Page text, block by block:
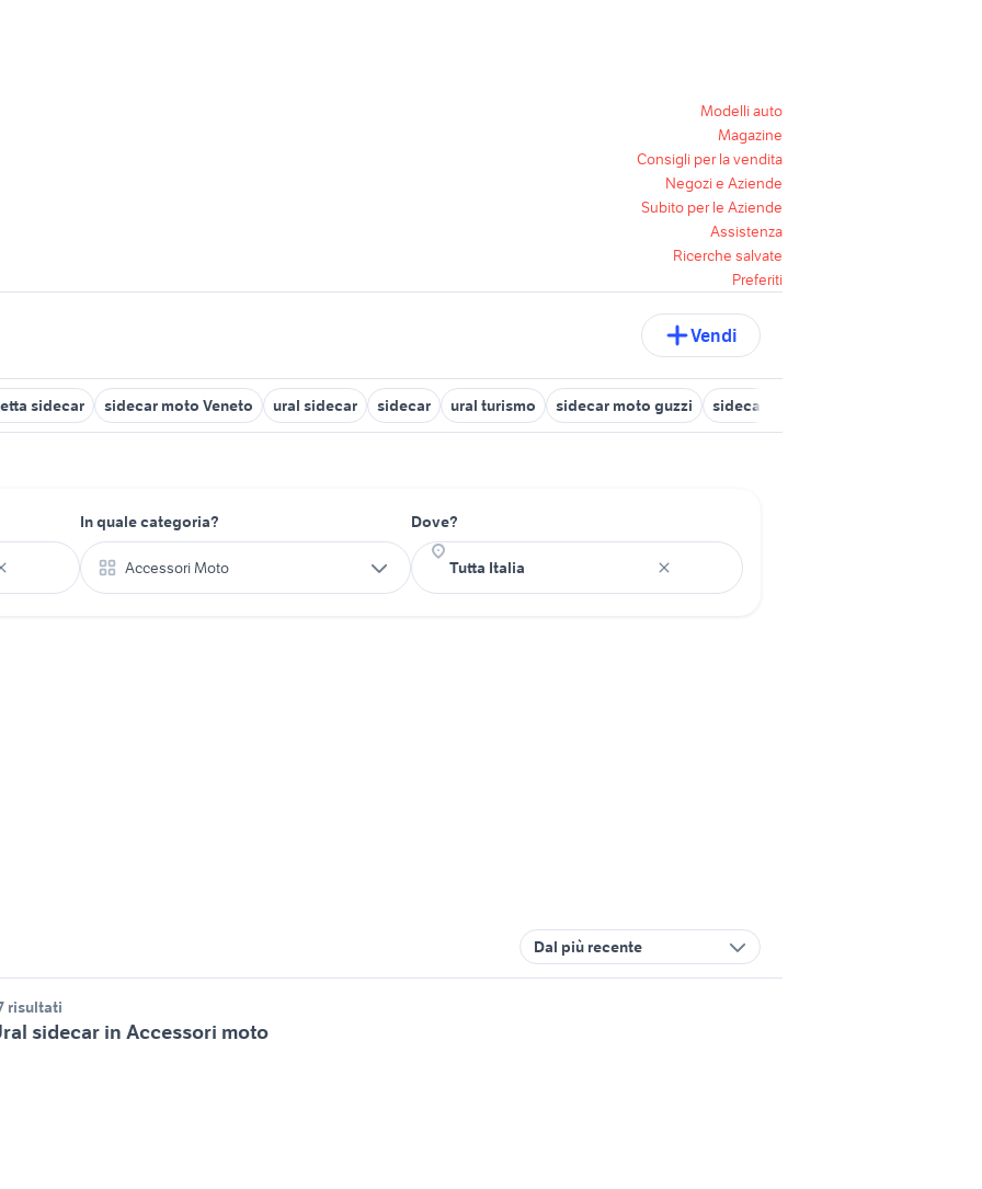
Modelli auto
Magazine
Consigli per la vendita
Negozi e Aziende
Subito per le Aziende
Assistenza
Ricerche salvate
Preferiti
Vendi
sidecar sidecar moto Veneto ural sidecar sidecar ural turismo sidecar moto guzzi sidecar in toscana
In quale categoria?
Accessori Moto
Dove?
Dal più recente
risultati
sidecar in Accessori moto